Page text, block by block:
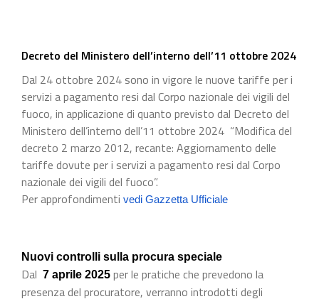
Decreto del Ministero dell’interno dell’11 ottobre 2024
Dal 24 ottobre 2024 sono in vigore le nuove tariffe per i
servizi a pagamento resi dal Corpo nazionale dei vigili del
fuoco, in applicazione di quanto previsto dal Decreto del
Ministero dell’interno dell’11 ottobre 2024 “Modifica del
decreto 2 marzo 2012, recante: Aggiornamento delle
tariffe dovute per i servizi a pagamento resi dal Corpo
nazionale dei vigili del fuoco”.
Per approfondimenti vedi Gazzetta Ufficiale
Nuovi controlli sulla procura speciale
Dal 7 aprile 2025 per le pratiche che prevedono la
presenza del procuratore, verranno introdotti degli